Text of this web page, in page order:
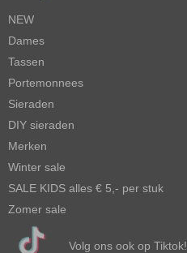
NEW
Dames
Tassen
Portemonnees
Sieraden
DIY sieraden
Merken
Winter sale
SALE KIDS alles € 5,- per stuk
Zomer sale
Volg ons ook op Tiktok!